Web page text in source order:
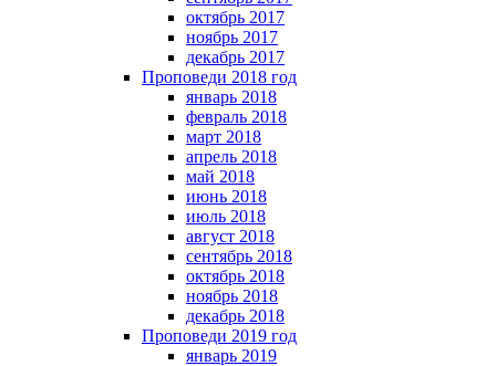
октябрь 2017
ноябрь 2017
декабрь 2017
Проповеди 2018 год
январь 2018
февраль 2018
март 2018
апрель 2018
май 2018
июнь 2018
июль 2018
август 2018
сентябрь 2018
октябрь 2018
ноябрь 2018
декабрь 2018
Проповеди 2019 год
январь 2019